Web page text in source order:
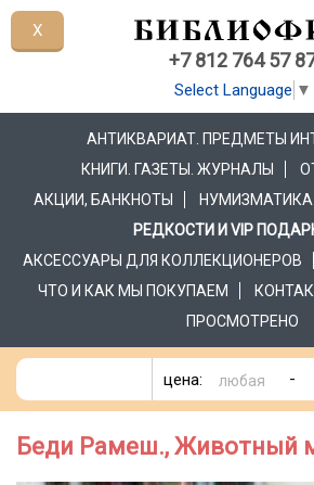
+7 812 764 57
Select Language ▼
АНТИКВАРИАТ. ПРЕДМЕТЫ
КНИГИ. ГАЗЕТЫ. ЖУРНАЛЫ
АКЦИИ, БАНКНОТЫ
НУМИЗМАТИКА
РЕДКОСТИ И VIP
АКСЕССУАРЫ ДЛЯ КОЛЛЕКЦИОНЕРОВ
ЧТО И КАК МЫ ПОКУПАЕМ
ПРОСМОТРЕНО
цена: -
Беди Рамеш., Животный
X